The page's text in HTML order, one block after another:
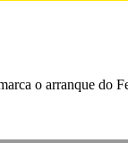
o arranque do